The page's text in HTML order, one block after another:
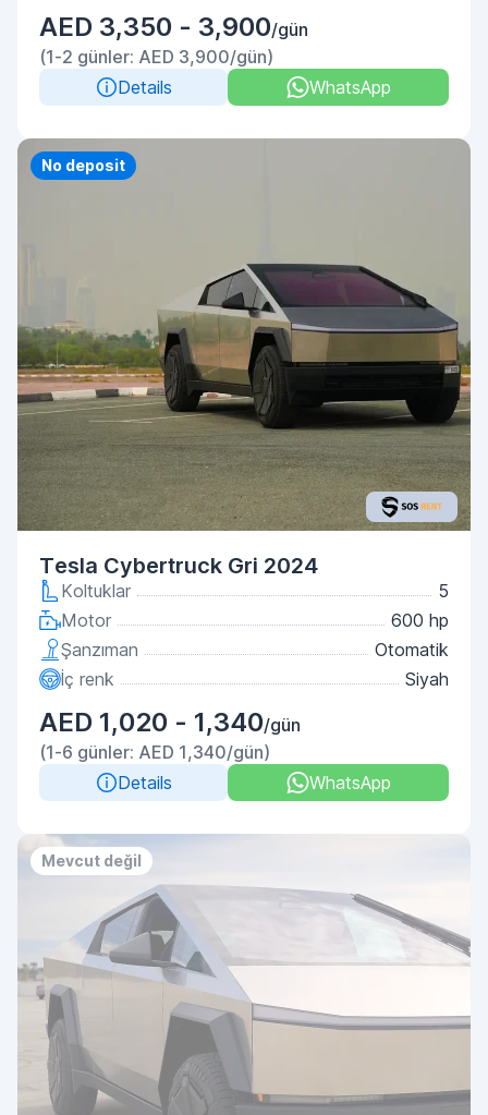
AED 3,350 - 3,900/gün
(1-2 günler: AED 3,900/gün)
Details
WhatsApp
No deposit
Tesla Cybertruck Gri 2024
Koltuklar
5
Motor
600 hp
Şanzıman
Otomatik
İç renk
Siyah
AED 1,020 - 1,340/gün
(1-6 günler: AED 1,340/gün)
Details
WhatsApp
Mevcut değil